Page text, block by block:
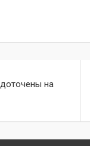
на